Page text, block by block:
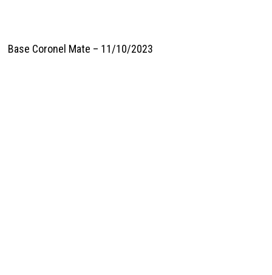
Base Coronel Mate – 11/10/2023